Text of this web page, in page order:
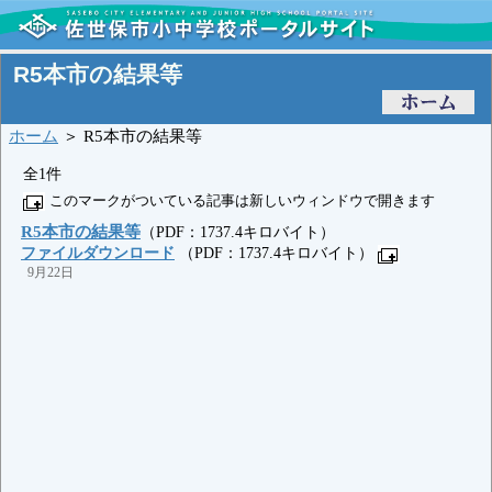
R5本市の結果等
ホーム ＞ R5本市の結果等
全1件
このマークがついている記事は新しいウィンドウで開きます
R5本市の結果等 （PDF：1737.4キロバイト）
ファイルダウンロード （PDF：1737.4キロバイト）
9月22日